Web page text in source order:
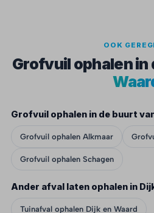
OOK
Grofvuil ophalen in
Grofvuil ophalen in de buurt
Grofvuil ophalen Alkmaar
Grofvuil ophalen Schagen
Ander afval laten ophalen in
Tuinafval ophalen Dijk en Waard